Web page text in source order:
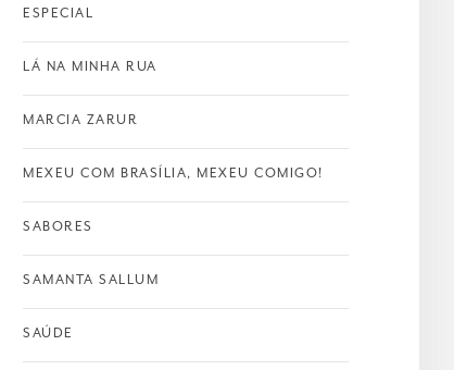
ESPECIAL
LÁ NA MINHA RUA
MARCIA ZARUR
MEXEU COM BRASÍLIA, MEXEU COMIGO!
SABORES
SAMANTA SALLUM
SAÚDE